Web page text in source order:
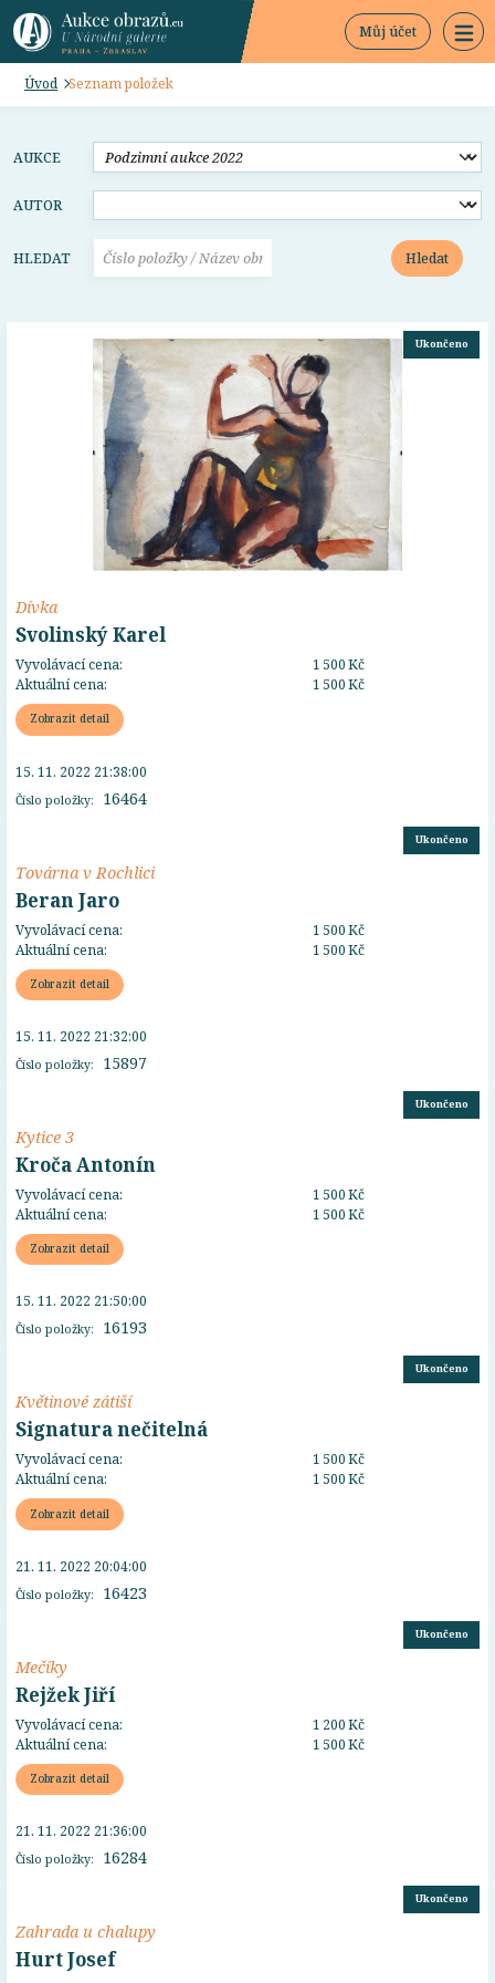
Můj účet
Úvod Seznam položek
AUKCE
AUTOR
HLEDAT Hledat
Ukončeno
Dívka
Svolinský Karel
Vyvolávací cena:
1 500 Kč
Aktuální cena:
1 500 Kč
Zobrazit detail
Číslo položky: 16464
15. 11. 2022 21:38:00
Ukončeno
Továrna v Rochlici
Beran Jaro
Vyvolávací cena:
1 500 Kč
Aktuální cena:
1 500 Kč
Zobrazit detail
Číslo položky: 15897
15. 11. 2022 21:32:00
Ukončeno
Kytice 3
Kroča Antonín
Vyvolávací cena:
1 500 Kč
Aktuální cena:
1 500 Kč
Zobrazit detail
Číslo položky: 16193
15. 11. 2022 21:50:00
Ukončeno
Květinové zátiší
Signatura nečitelná
Vyvolávací cena:
1 500 Kč
Aktuální cena:
1 500 Kč
Zobrazit detail
Číslo položky: 16423
21. 11. 2022 20:04:00
Ukončeno
Mečíky
Rejžek Jiří
Vyvolávací cena:
1 200 Kč
Aktuální cena:
1 500 Kč
Zobrazit detail
Číslo položky: 16284
21. 11. 2022 21:36:00
Ukončeno
Zahrada u chalupy
Hurt Josef